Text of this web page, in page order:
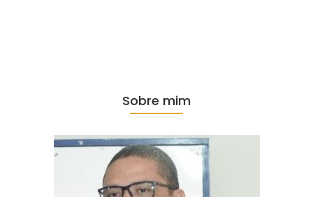
Sobre mim